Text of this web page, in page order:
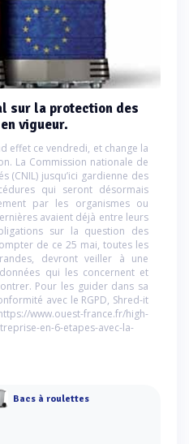
sur la protection des
vigueur.
effet ce vendredi, et change la
La Commission nationale de
(CNIL) jusqu’ici gardienne des
qui seront désormais
par les organismes ou
avaient déjà entre leurs
sur la question des
de ce 25 mai, toutes les
devront veiller à une
qui les concernent et
Pour les guider dans sa
avec le RGPD, Shred-it
www.ouest-france.fr/high-
en-6-etapes-avec-la-
Bacs à roulettes